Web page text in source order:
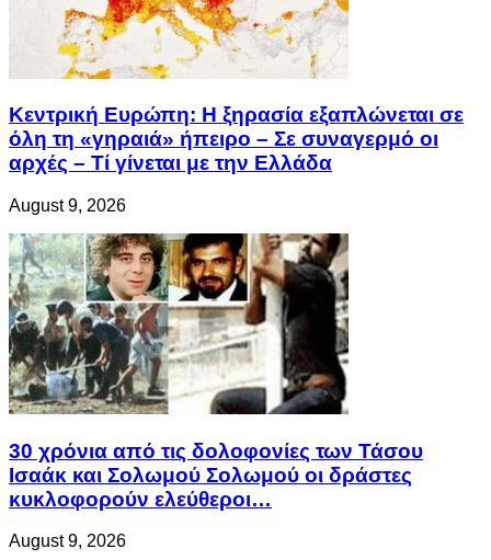
Κεντρική Ευρώπη: Η ξηρασία εξαπλώνεται σε
όλη τη «γηραιά» ήπειρο – Σε συναγερμό οι
αρχές – Τί γίνεται με την Ελλάδα
August 9, 2026
30 χρόνια από τις δολοφονίες των Τάσου
Ισαάκ και Σολωμού Σολωμού οι δράστες
κυκλοφορούν ελεύθεροι…
August 9, 2026